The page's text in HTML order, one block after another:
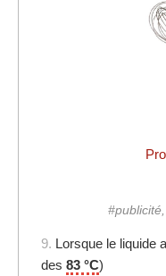
9. Lorsque le liquide
des 83 °C)